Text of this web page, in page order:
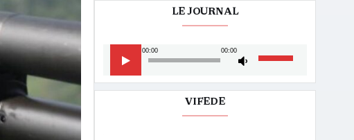
LE JOURNAL
audio
00:00 00:00
flèches
VIFEDE